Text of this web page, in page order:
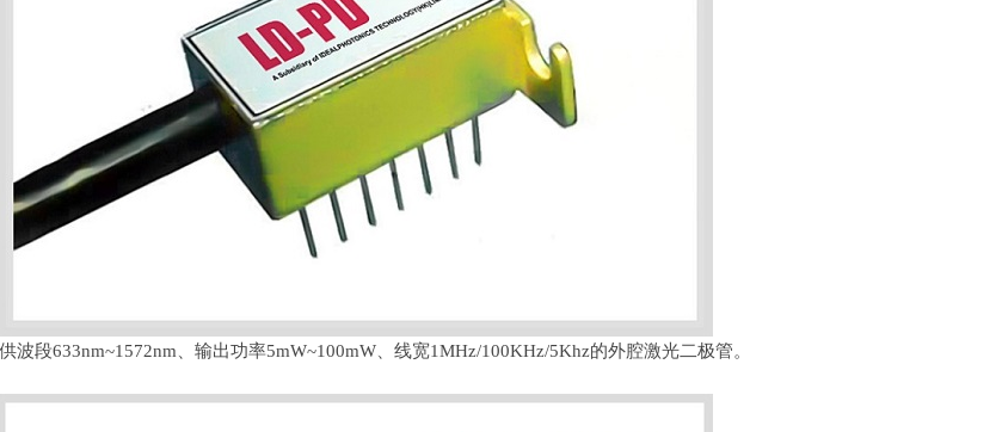
波段633nm~1572nm、输出功率5mW~100mW、线宽1MHz/100KHz/5Khz的外腔激光二极管。